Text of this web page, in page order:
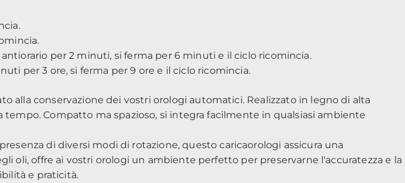
per 2 minuti, si ferma per 6 minuti e il ciclo ricomincia.
per 3 ore, si ferma per 9 ore e il ciclo ricomincia.
alla conservazione dei vostri orologi automatici. Realizzato in legno di alta
Compatto ma spazioso, si integra facilmente in qualsiasi ambiente
presenza di diversi modi di rotazione, questo caricaorologi assicura una
oli, offre ai vostri orologi un ambiente perfetto per preservarne l'accuratezza e la
e praticità.